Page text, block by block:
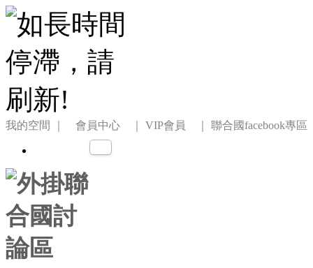
我的空間 ｜ 會員中心 ｜ VIP會員 ｜ 聯合國facebook專區